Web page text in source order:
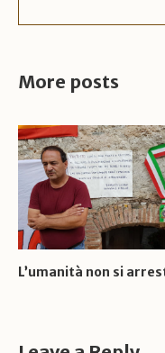
More posts
L’umanità non si